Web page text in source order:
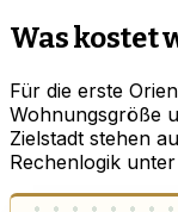
Was kostet
Für die erste
Wohnungsgröße
Zielstadt stehen
Rechenlogik unter